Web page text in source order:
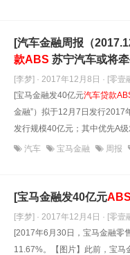
[汽车金融周报（
款ABS 苏宁汽车或将
[李梦] · 2017年12月8日 · [零壹
[宝马金融发40亿元汽车贷款
金融”）拟于12月7日发行2017
发行规模40亿元；其中优先A
汽车 宝马金融 周报
[宝马金融发40亿元ABS
[李梦] · 2017年12月4日 · [零壹
[2017年6月30日，宝马金融零
11.67%。【图片】此前，宝马